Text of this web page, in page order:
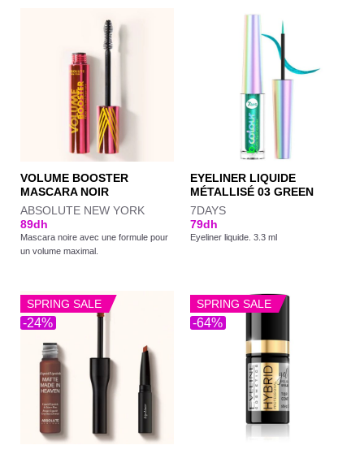
VOLUME BOOSTER
MASCARA NOIR
ABSOLUTE NEW YORK
89dh
Mascara noire avec une formule pour
un volume maximal.
EYELINER LIQUIDE
MÉTALLISÉ 03 GREEN
7DAYS
79dh
Eyeliner liquide. 3.3 ml
-24%
SPRING SALE
-64%
SPRING SALE